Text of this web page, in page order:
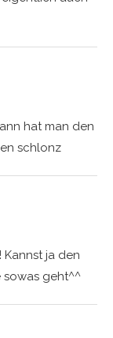
hat man den
schlonz
ja den
sowas geht^^